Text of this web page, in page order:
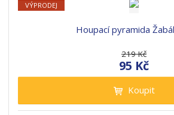
VÝPRODEJ
Houpací pyramida
219 Kč
95 Kč
Koupit